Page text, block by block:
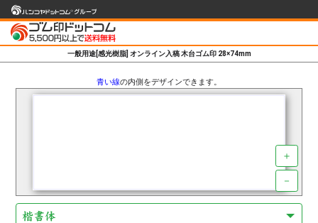
一般用途[感光樹脂] オンライン入稿 木台ゴム印 28×74mm
青い線の内側をデザインできます。
＋
－
楷書体